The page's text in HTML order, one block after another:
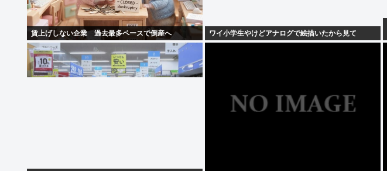
賃上げしない企業 過去最多ペースで倒産へ ワイ小学生やけどアナログで絵描いたから見て